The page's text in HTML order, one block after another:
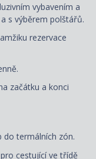
vybavením a
s výběrem polštářů.
rezervace
začátku a konci
do termálních zón.
cestující ve třídě